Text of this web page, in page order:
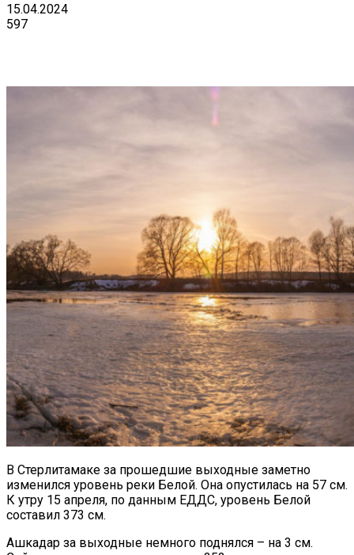
15.04.2024
597
В Стерлитамаке за прошедшие выходные заметно
изменился уровень реки Белой. Она опустилась на 57 см.
К утру 15 апреля, по данным ЕДДС, уровень Белой
составил 373 см.
Ашкадар за выходные немного поднялся – на 3 см.